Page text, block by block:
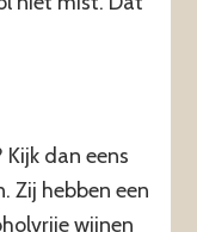
dan eens
Zij hebben een
wijnen